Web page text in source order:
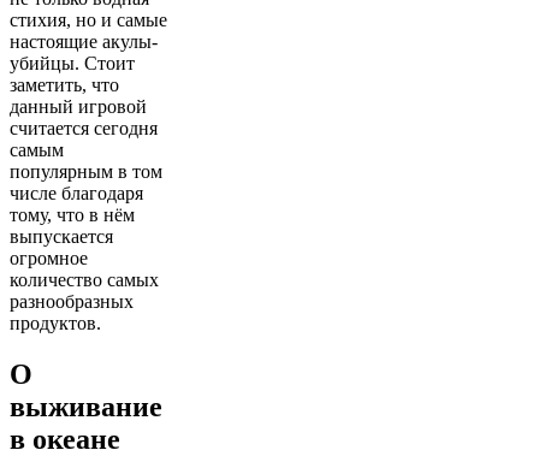
стихия, но и самые
настоящие акулы-
убийцы. Стоит
заметить, что
данный игровой
считается сегодня
самым
популярным в том
числе благодаря
тому, что в нём
выпускается
огромное
количество самых
разнообразных
продуктов.
О
выживание
в океане